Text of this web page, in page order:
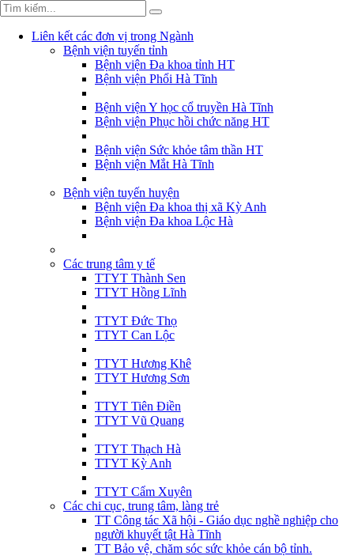
Liên kết các đơn vị trong Ngành
Bệnh viện tuyến tỉnh
Bệnh viện Đa khoa tỉnh HT
Bệnh viện Phổi Hà Tĩnh
Bệnh viện Y học cổ truyền Hà Tĩnh
Bệnh viện Phục hồi chức năng HT
Bệnh viện Sức khỏe tâm thần HT
Bệnh viện Mắt Hà Tĩnh
Bệnh viện tuyến huyện
Bệnh viện Đa khoa thị xã Kỳ Anh
Bệnh viện Đa khoa Lộc Hà
Các trung tâm y tế
TTYT Thành Sen
TTYT Hồng Lĩnh
TTYT Đức Thọ
TTYT Can Lộc
TTYT Hương Khê
TTYT Hương Sơn
TTYT Tiên Điền
TTYT Vũ Quang
TTYT Thạch Hà
TTYT Kỳ Anh
TTYT Cẩm Xuyên
Các chi cục, trung tâm, làng trẻ
TT Công tác Xã hội - Giáo dục nghề nghiệp cho
người khuyết tật Hà Tĩnh
TT Bảo vệ, chăm sóc sức khỏe cán bộ tỉnh.